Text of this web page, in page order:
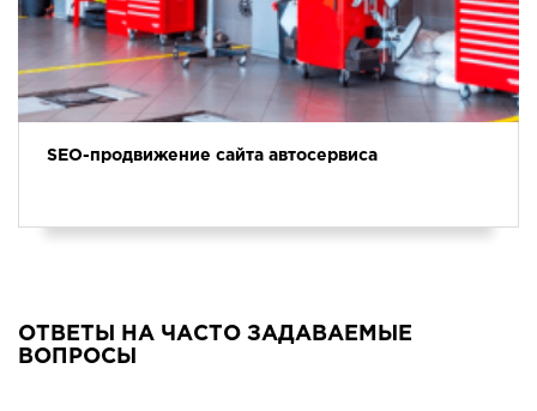
SEO-продвижение сайта автосервиса
ОТВЕТЫ НА ЧАСТО ЗАДАВАЕМЫЕ
ВОПРОСЫ